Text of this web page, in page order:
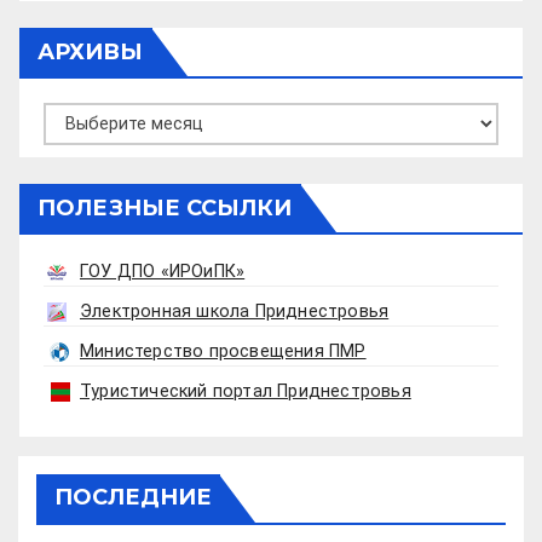
АРХИВЫ
Архивы
ПОЛЕЗНЫЕ ССЫЛКИ
ГОУ ДПО «ИРОиПК»
Электронная школа Приднестровья
Министерство просвещения ПМР
Туристический портал Приднестровья
ПОСЛЕДНИЕ